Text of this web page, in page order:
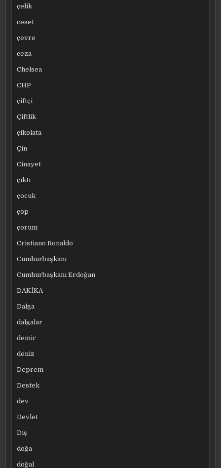
çelik
ceset
çevre
ceza
Chelsea
CHP
çiftçi
Çiftlik
çikolata
Çin
Cinayet
çıktı
çocuk
çöp
çorum
Cristiano Ronaldo
Cumhurbaşkanı
Cumhurbaşkanı Erdoğan
DAKİKA
Dalga
dalgalar
demir
deniz
Deprem
Destek
dev
Devlet
Dış
doğa
doğal